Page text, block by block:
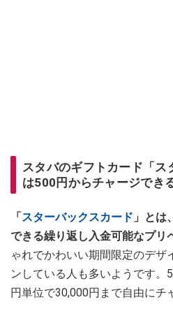
スタバのギフトカード「ス
は500円からチャージでき
「スターバックスカード 」とは
できる繰り返し入金可能なプリ
ゃれでかわいい期間限定のデザ
ンしている人も多いようです。
円単位で30,000円まで自由にチ